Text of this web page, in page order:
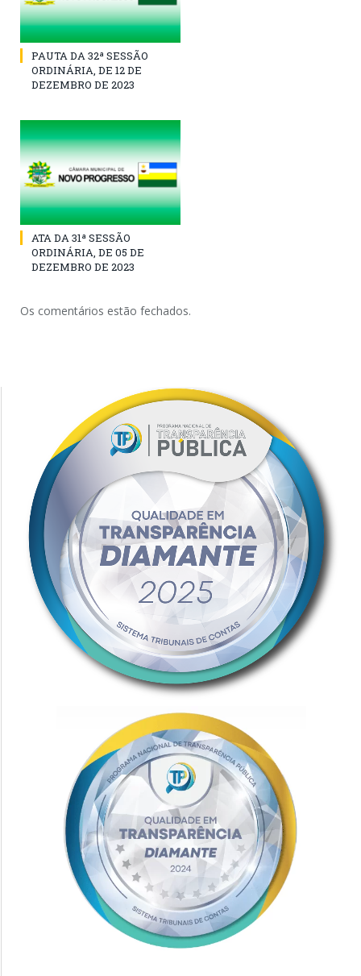
PAUTA DA 32ª SESSÃO
ORDINÁRIA, DE 12 DE
DEZEMBRO DE 2023
ATA DA 31ª SESSÃO
ORDINÁRIA, DE 05 DE
DEZEMBRO DE 2023
Os comentários estão fechados.